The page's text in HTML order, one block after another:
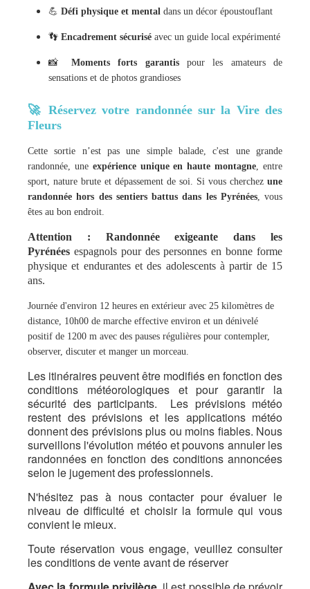
💪 Défi physique et mental dans un décor époustouflant
👣 Encadrement sécurisé avec un guide local expérimenté
📸 Moments forts garantispour les amateurs de
sensations et de photos grandioses
🚀 Réservez votre randonnée sur la Vire des
Fleurs
Cette sortie n’est pas une simple balade, c'est une grande
randonnée, une expérience unique en haute montagne, entre
sport, nature brute et dépassement de soi. Si vous cherchez une
randonnée hors des sentiers battus dans les Pyrénées, vous
êtes au bon endroit.
Attention : Randonnée exigeante dans les
Pyrénées espagnols pour des personnes en bonne forme
physique et endurantes et des adolescents à partir de 15
ans.
Journée d'environ 12 heures en extérieur avec 25 kilomètres de
distance, 10h00 de marche effective environ et un dénivelé
positif de 1200 m avec des pauses régulières pour contempler,
observer, discuter et manger un morceau.
Les itinéraires peuvent être modifiés en fonction des
conditions météorologiques et pour garantir la
sécurité des participants.
Les prévisions météo
restent des prévisions et les applications météo
donnent des prévisions plus ou moins fiables. Nous
surveillons l'évolution météo et pouvons annuler les
randonnées en fonction des conditions annoncées
selon le jugement des professionnels.
N'hésitez pas à nous contacter pour évaluer le
niveau de difficulté et choisir la formule qui vous
convient le mieux.
Toute réservation vous engage, veuillez consulter
lesconditions de venteavant de réserver